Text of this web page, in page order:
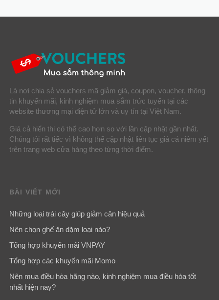
Là nơi chia sẻ vouchers mã giảm giá, coupon, voucher, thông
tin khuyến mãi, kinh nghiệm mua sắm trức tuyến tại các
website thương mại điện tử lớn và uy tín tại Việt Nam.
Giá cả hiển thị có thể cao hơn so với lần cập nhật gần nhất.
Chúng tôi rất tiếc vì không thể cập nhật liên tục giá cả niêm yết
trên trang web cửa hàng theo từng thời điểm.
BÀI VIẾT MỚI
Những loại trái cây giúp giảm cân hiệu quả
Nên chọn ghế ăn dặm loại nào?
Tổng hợp khuyến mãi VNPAY
Tổng hợp các khuyến mãi Momo
Nên mua điều hòa hãng nào, kinh nghiệm mua điều hòa tốt
nhất hiện nay?